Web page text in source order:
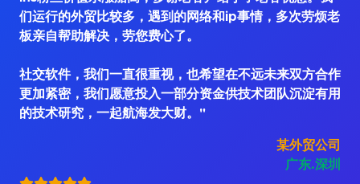
们运行的外贸比较多，遇到的网络和ip事情，多次劳烦老
板亲自帮助解决，劳您费心了。
社交软件，我们一直很重视，也希望在不远未来双方合作
更加紧密，我们愿意投入一部分资金供技术团队沉淀有用
的技术研究，一起航海发大财。"
某外贸公司
广东.深圳